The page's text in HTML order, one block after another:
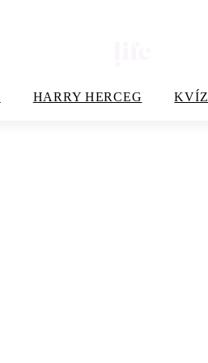
HARRY HERCEG KVÍZ